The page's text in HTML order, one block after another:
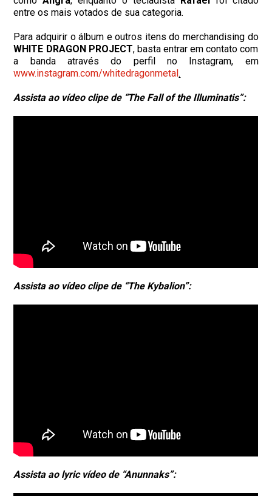
entre os mais votados de sua categoria.
Para adquirir o álbum e outros itens do merchandising do
WHITE DRAGON PROJECT, basta entrar em contato com
a banda através do perfil no Instagram, em
www.instagram.com/whitedragonmetal.
Assista ao vídeo clipe de “The Fall of the Illuminatis”:
Assista ao vídeo clipe de “The Kybalion”:
Assista ao lyric vídeo de “Anunnaks”: